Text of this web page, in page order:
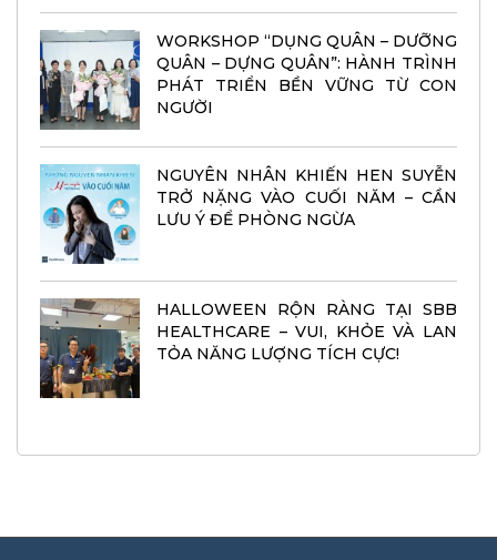
WORKSHOP “DỤNG QUÂN – DƯỠNG
QUÂN – DỰNG QUÂN”: HÀNH TRÌNH
PHÁT TRIỂN BỀN VỮNG TỪ CON
NGƯỜI
NGUYÊN NHÂN KHIẾN HEN SUYỄN
TRỞ NẶNG VÀO CUỐI NĂM – CẦN
LƯU Ý ĐỂ PHÒNG NGỪA
HALLOWEEN RỘN RÀNG TẠI SBB
HEALTHCARE – VUI, KHỎE VÀ LAN
TỎA NĂNG LƯỢNG TÍCH CỰC!